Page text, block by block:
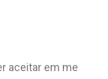
aceitar em me